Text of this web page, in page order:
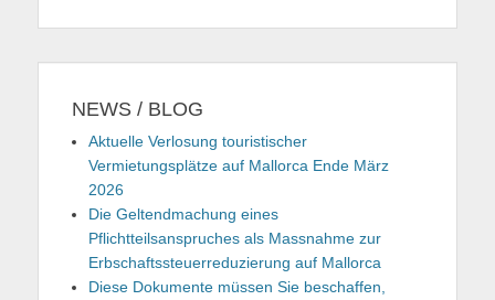
NEWS / BLOG
Aktuelle Verlosung touristischer
Vermietungsplätze auf Mallorca Ende März
2026
Die Geltendmachung eines
Pflichtteilsanspruches als Massnahme zur
Erbschaftssteuerreduzierung auf Mallorca
Diese Dokumente müssen Sie beschaffen,